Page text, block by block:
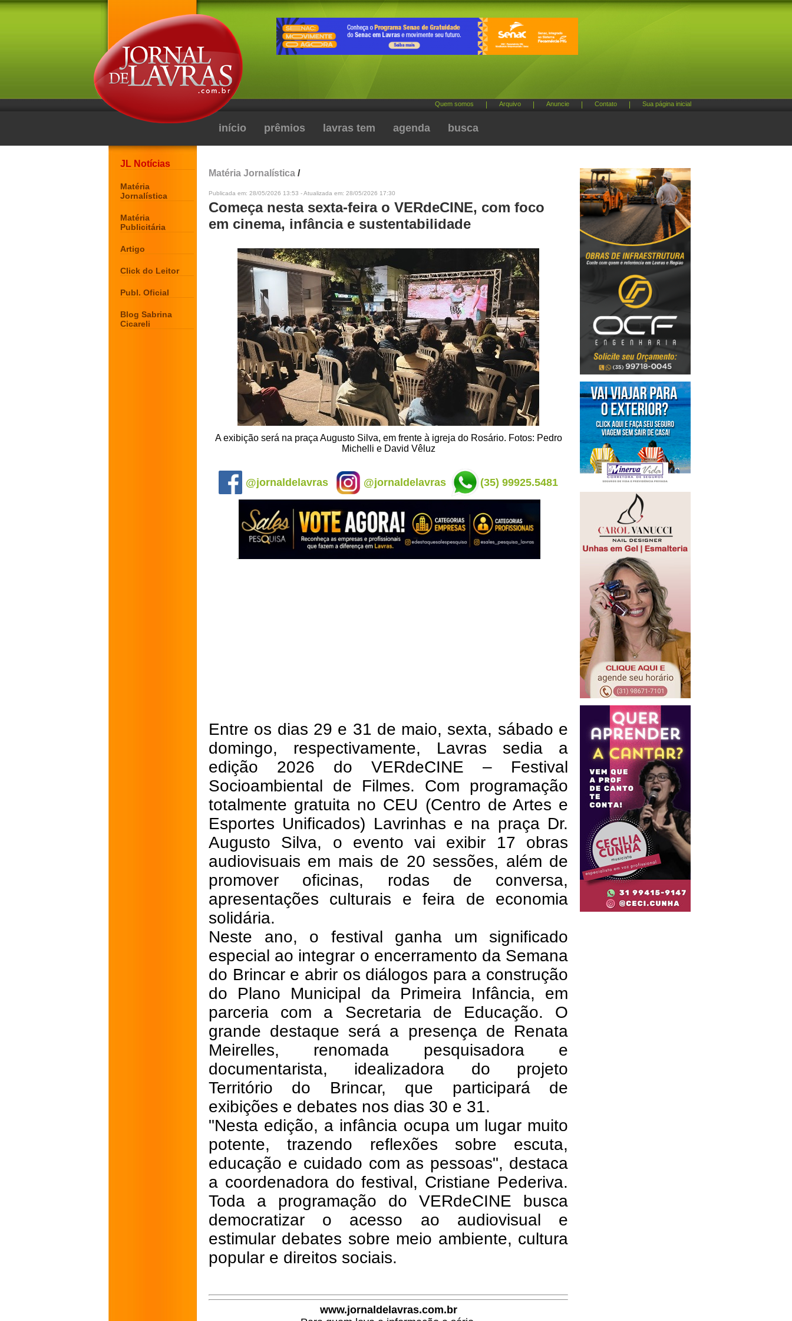
Quem somos Arquivo Anuncie Contato Sua página inicial
início prêmios lavras tem agenda busca
JL Notícias
Matéria
Jornalística
Matéria
Publicitária
Artigo
Click do Leitor
Publ. Oficial
Blog Sabrina
Cicareli
Matéria Jornalística /
Publicada em: 28/05/2026 13:53 - Atualizada em: 28/05/2026 17:30
Começa nesta sexta-feira o VERdeCINE, com foco
em cinema, infância e sustentabilidade
A exibição será na praça Augusto Silva, em frente à igreja do Rosário. Fotos: Pedro
Michelli e David Vêluz
@jornaldelavras @jornaldelavras (35) 99925.5481
Entre os dias 29 e 31 de maio, sexta, sábado e
domingo, respectivamente, Lavras sedia a
edição 2026 do VERdeCINE – Festival
Socioambiental de Filmes. Com programação
totalmente gratuita no CEU (Centro de Artes e
Esportes Unificados) Lavrinhas e na praça Dr.
Augusto Silva, o evento vai exibir 17 obras
audiovisuais em mais de 20 sessões, além de
promover oficinas, rodas de conversa,
apresentações culturais e feira de economia
solidária.
Neste ano, o festival ganha um significado
especial ao integrar o encerramento da Semana
do Brincar e abrir os diálogos para a construção
do Plano Municipal da Primeira Infância, em
parceria com a Secretaria de Educação. O
grande destaque será a presença de Renata
Meirelles, renomada pesquisadora e
documentarista, idealizadora do projeto
Território do Brincar, que participará de
exibições e debates nos dias 30 e 31.
"Nesta edição, a infância ocupa um lugar muito
potente, trazendo reflexões sobre escuta,
educação e cuidado com as pessoas", destaca
a coordenadora do festival, Cristiane Pederiva.
Toda a programação do VERdeCINE busca
democratizar o acesso ao audiovisual e
estimular debates sobre meio ambiente, cultura
popular e direitos sociais.
www.jornaldelavras.com.br